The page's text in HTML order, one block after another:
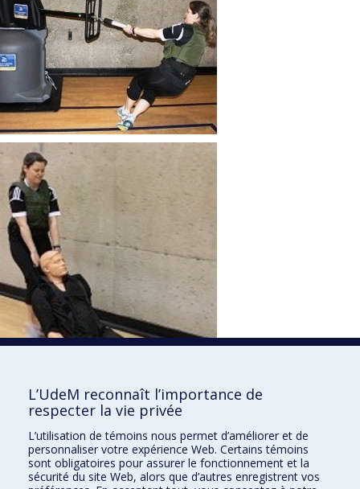
Voir aussi :
Inscription au TAP-APF
L’UdeM reconnaît l’importance de
respecter la vie privée
L’utilisation de témoins nous permet d’améliorer et de
personnaliser votre expérience Web. Certains témoins
sont obligatoires pour assurer le fonctionnement et la
sécurité du site Web, alors que d’autres enregistrent vos